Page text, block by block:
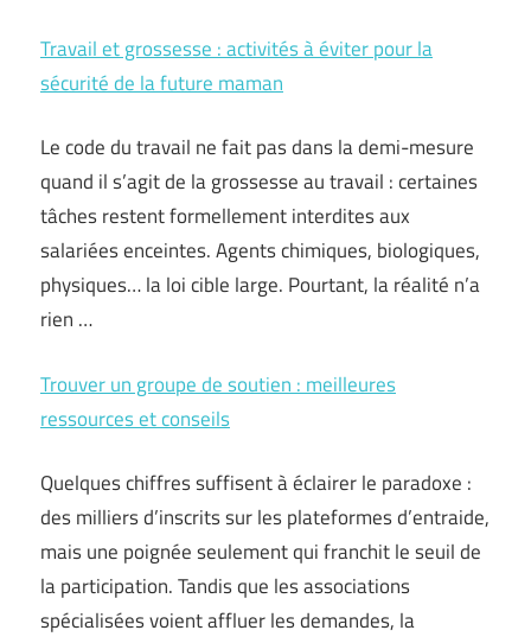
Travail et grossesse : activités à éviter pour la
sécurité de la future maman
Le code du travail ne fait pas dans la demi-mesure
quand il s’agit de la grossesse au travail : certaines
tâches restent formellement interdites aux
salariées enceintes. Agents chimiques, biologiques,
physiques… la loi cible large. Pourtant, la réalité n’a
rien …
Trouver un groupe de soutien : meilleures
ressources et conseils
Quelques chiffres suffisent à éclairer le paradoxe :
des milliers d’inscrits sur les plateformes d’entraide,
mais une poignée seulement qui franchit le seuil de
la participation. Tandis que les associations
spécialisées voient affluer les demandes, la